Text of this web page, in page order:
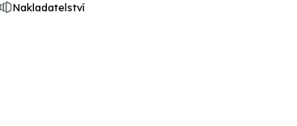
Nakladatelství